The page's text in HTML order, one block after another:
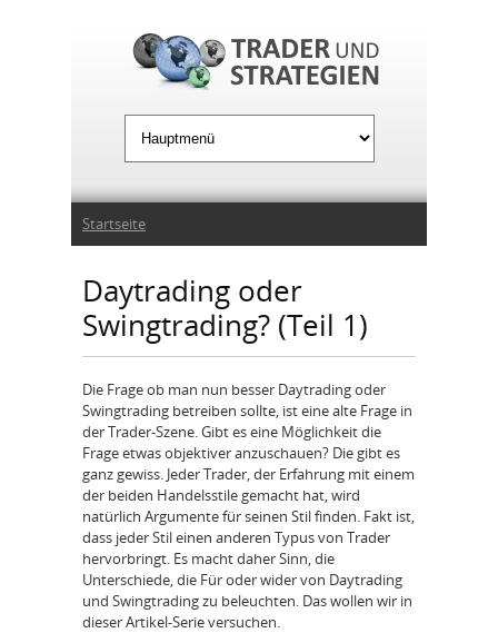
Sie sind hier
Startseite
Daytrading oder
Swingtrading? (Teil 1)
Die Frage ob man nun besser Daytrading oder
Swingtrading betreiben sollte, ist eine alte Frage in
der Trader-Szene. Gibt es eine Möglichkeit die
Frage etwas objektiver anzuschauen? Die gibt es
ganz gewiss. Jeder Trader, der Erfahrung mit einem
der beiden Handelsstile gemacht hat, wird
natürlich Argumente für seinen Stil finden. Fakt ist,
dass jeder Stil einen anderen Typus von Trader
hervorbringt. Es macht daher Sinn, die
Unterschiede, die Für oder wider von Daytrading
und Swingtrading zu beleuchten. Das wollen wir in
dieser Artikel-Serie versuchen.